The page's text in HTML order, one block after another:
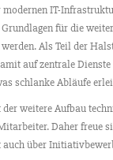
modernen IT-
für die
Als Teil der
auf zentrale
schlanke Abläufe
weitere Aufbau
Daher freue
über